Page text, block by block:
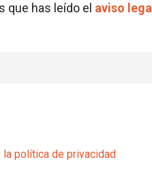
que has leído el aviso legal
la política de privacidad